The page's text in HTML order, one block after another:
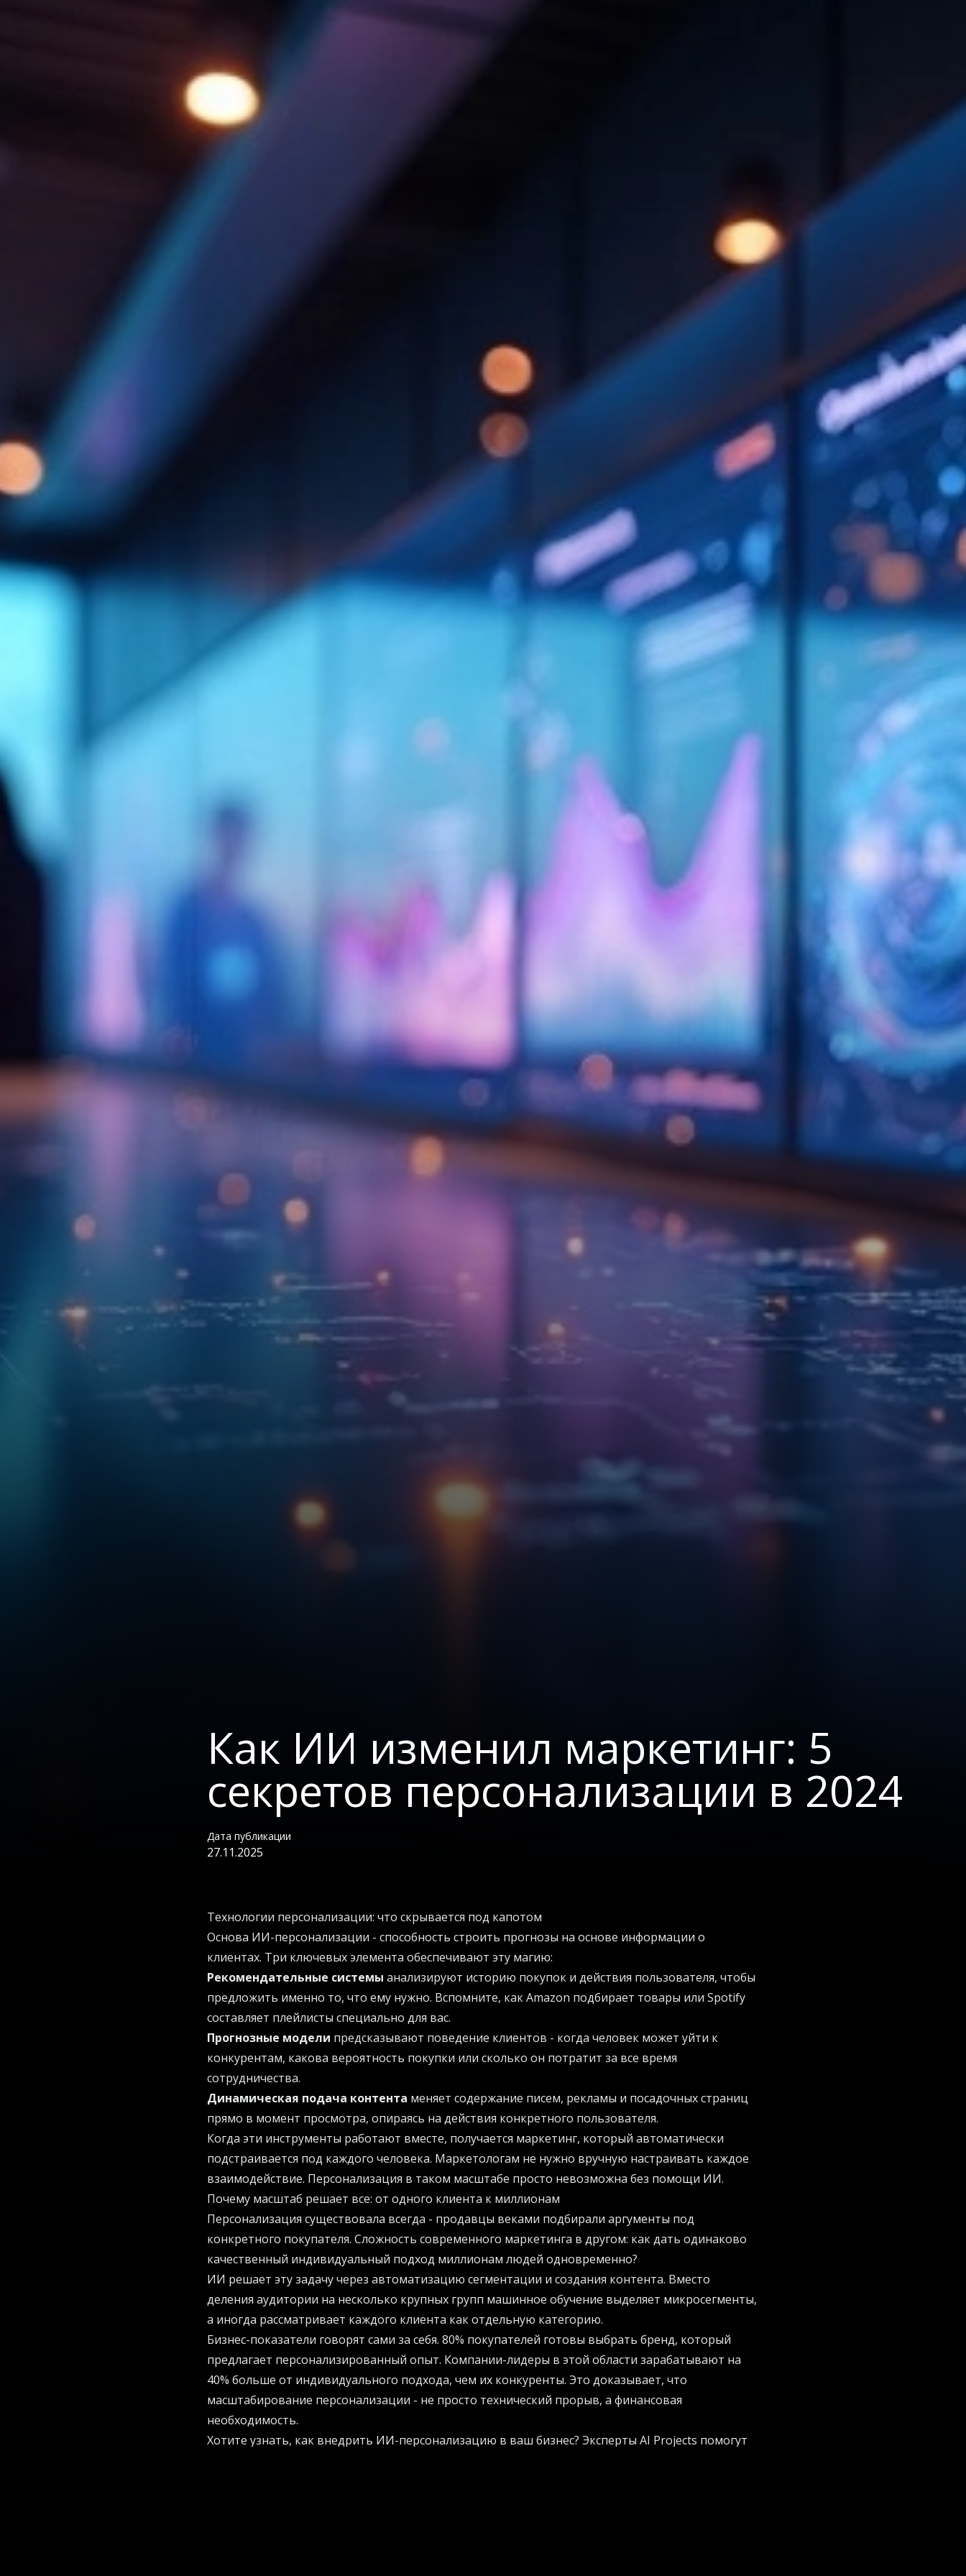
Как ИИ изменил маркетинг: 5
секретов персонализации в 2024
Дата публикации
27.11.2025
Технологии персонализации: что скрывается под капотом
Основа ИИ-персонализации - способность строить прогнозы на основе информации о
клиентах. Три ключевых элемента обеспечивают эту магию:
Рекомендательные системы анализируют историю покупок и действия пользователя, чтобы
предложить именно то, что ему нужно. Вспомните, как Amazon подбирает товары или Spotify
составляет плейлисты специально для вас.
Прогнозные модели предсказывают поведение клиентов - когда человек может уйти к
конкурентам, какова вероятность покупки или сколько он потратит за все время
сотрудничества.
Динамическая подача контента меняет содержание писем, рекламы и посадочных страниц
прямо в момент просмотра, опираясь на действия конкретного пользователя.
Когда эти инструменты работают вместе, получается маркетинг, который автоматически
подстраивается под каждого человека. Маркетологам не нужно вручную настраивать каждое
взаимодействие. Персонализация в таком масштабе просто невозможна без помощи ИИ.
Почему масштаб решает все: от одного клиента к миллионам
Персонализация существовала всегда - продавцы веками подбирали аргументы под
конкретного покупателя. Сложность современного маркетинга в другом: как дать одинаково
качественный индивидуальный подход миллионам людей одновременно?
ИИ решает эту задачу через автоматизацию сегментации и создания контента. Вместо
деления аудитории на несколько крупных групп машинное обучение выделяет микросегменты,
а иногда рассматривает каждого клиента как отдельную категорию.
Бизнес-показатели говорят сами за себя. 80% покупателей готовы выбрать бренд, который
предлагает персонализированный опыт. Компании-лидеры в этой области зарабатывают на
40% больше от индивидуального подхода, чем их конкуренты. Это доказывает, что
масштабирование персонализации - не просто технический прорыв, а финансовая
необходимость.
Хотите узнать, как внедрить ИИ-персонализацию в ваш бизнес? Эксперты AI Projects помогут